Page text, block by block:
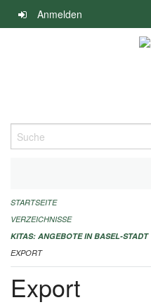
Navigation
überspringen
Anmelden
Suche
ALLGEMEINE INFORMATIONEN
IMPRESSUM
STARTSEITE
VERZEICHNISSE
KITAS: ANGEBOTE IN BASEL-STADT
EXPORT
Export